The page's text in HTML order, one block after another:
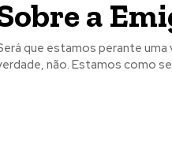
a
que estamos perante uma
não. Estamos como